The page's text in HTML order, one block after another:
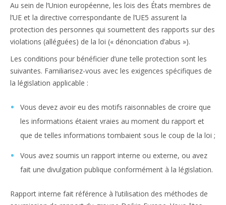
Au sein de l’Union européenne, les lois des États membres de
l’UE et la directive correspondante de l’UE5 assurent la
protection des personnes qui soumettent des rapports sur des
violations (alléguées) de la loi (« dénonciation d’abus »).
Les conditions pour bénéficier d’une telle protection sont les
suivantes. Familiarisez-vous avec les exigences spécifiques de
la législation applicable :
Vous devez avoir eu des motifs raisonnables de croire que
les informations étaient vraies au moment du rapport et
que de telles informations tombaient sous le coup de la loi ;
Vous avez soumis un rapport interne ou externe, ou avez
fait une divulgation publique conformément à la législation.
Rapport interne fait référence à l’utilisation des méthodes de